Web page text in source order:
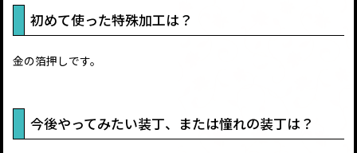
初めて使った特殊加工は？
金の箔押しです。
今後やってみたい装丁、または憧れの装丁は？